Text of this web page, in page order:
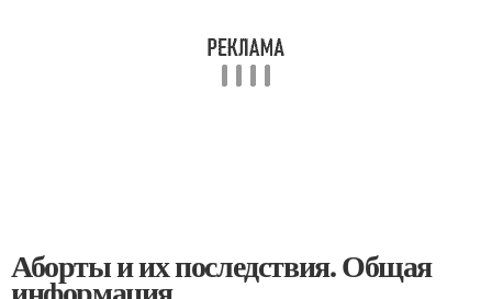
Аборты и их последствия. Общая